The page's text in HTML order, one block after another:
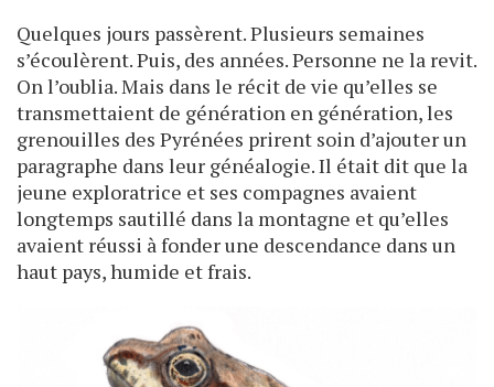
Quelques jours passèrent. Plusieurs semaines
s’écoulèrent. Puis, des années. Personne ne la revit.
On l’oublia. Mais dans le récit de vie qu’elles se
transmettaient de génération en génération, les
grenouilles des Pyrénées prirent soin d’ajouter un
paragraphe dans leur généalogie. Il était dit que la
jeune exploratrice et ses compagnes avaient
longtemps sautillé dans la montagne et qu’elles
avaient réussi à fonder une descendance dans un
haut pays, humide et frais.